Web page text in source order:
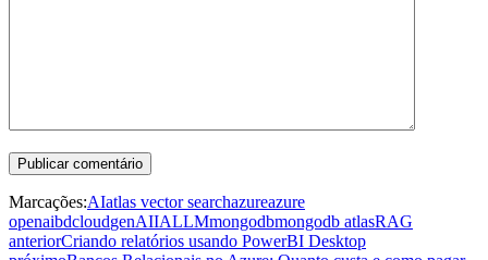
Marcações:AIatlas vector searchazureazure
openaibdcloudgenAIIALLMmongodbmongodb atlasRAG
anteriorCriando relatórios usando PowerBI Desktop